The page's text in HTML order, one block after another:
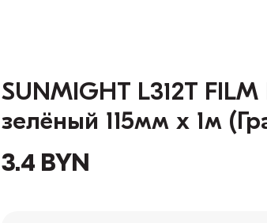
SUNMIGHT L312T
зелёный 115мм x 1м
3.4 BYN